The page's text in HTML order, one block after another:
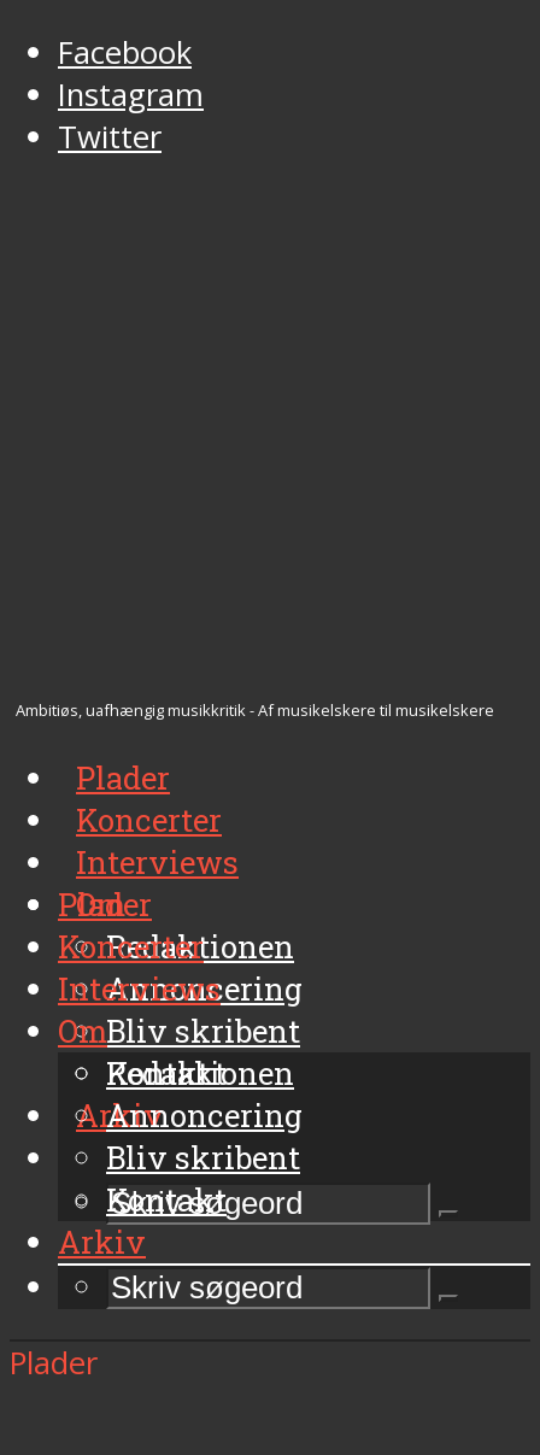
Facebook
Instagram
Twitter
Ambitiøs, uafhængig musikkritik - Af musikelskere til musikelskere
Plader
Koncerter
Interviews
Om
Redaktionen
Annoncering
Bliv skribent
Kontakt
Arkiv
Plader
Koncerter
Interviews
Om
Redaktionen
Annoncering
Bliv skribent
Kontakt
Arkiv
Plader